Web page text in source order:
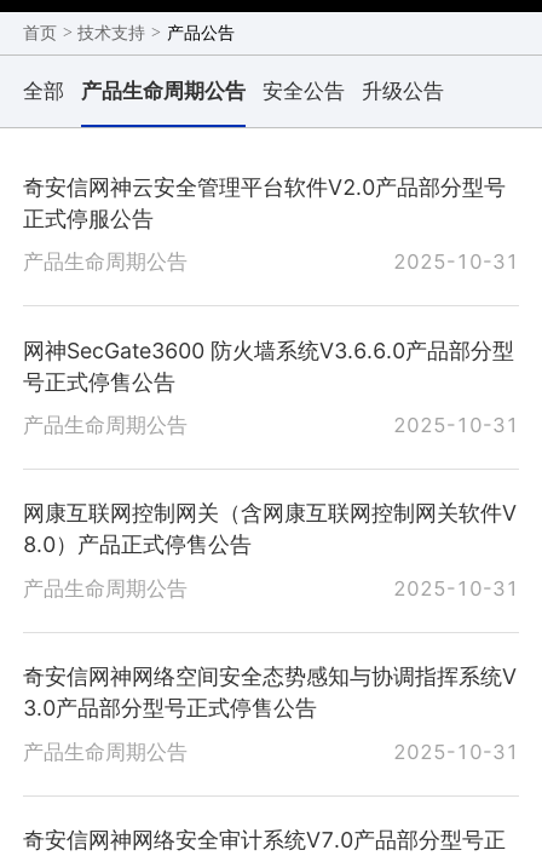
首页 > 技术支持 > 产品公告
全部 产品生命周期公告 安全公告 升级公告
奇安信网神云安全管理平台软件V2.0产品部分型号
正式停服公告
产品生命周期公告 2025-10-31
网神SecGate3600 防火墙系统V3.6.6.0产品部分型
号正式停售公告
产品生命周期公告 2025-10-31
网康互联网控制网关（含网康互联网控制网关软件V
8.0）产品正式停售公告
产品生命周期公告 2025-10-31
奇安信网神网络空间安全态势感知与协调指挥系统V
3.0产品部分型号正式停售公告
产品生命周期公告 2025-10-31
奇安信网神网络安全审计系统V7.0产品部分型号正